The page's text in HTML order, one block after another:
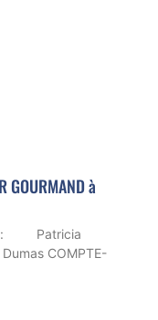
à
: Patricia
COMPTE-